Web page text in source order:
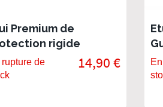
Premium de
rigide
rupture de
14,90 €